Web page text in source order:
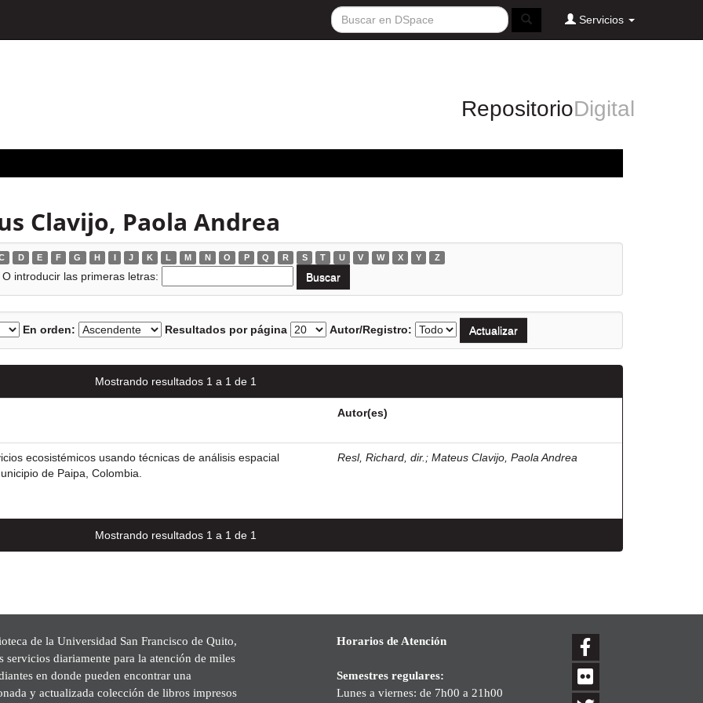
Servicios
RepositorioDigital
Clavijo, Paola Andrea
D E F G H I J K L M N O P Q R S T U V W X Y Z
O introducir las primeras letras:
En orden: Resultados por página Autor/Registro:
Mostrando resultados 1 a 1 de 1
Autor(es)
ecosistémicos usando técnicas de análisis espacial
de Paipa, Colombia.
Resl, Richard, dir. ; Mateus Clavijo, Paola Andrea
Mostrando resultados 1 a 1 de 1
de la Universidad San Francisco de Quito,
servicios diariamente para la atención de miles
en donde pueden encontrar una
y actualizada colección de libros impresos
Horarios de Atención
Semestres regulares:
Lunes a viernes: de 7h00 a 21h00